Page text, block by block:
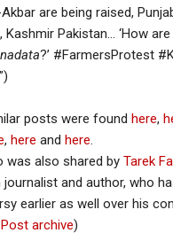
are being raised,
Kashmir Pakistan… ‘How
?’ #FarmersProtest
posts were found here,
, here and here
was also shared by Tarek
journalist and author, who
earlier as well over his
Post archive)